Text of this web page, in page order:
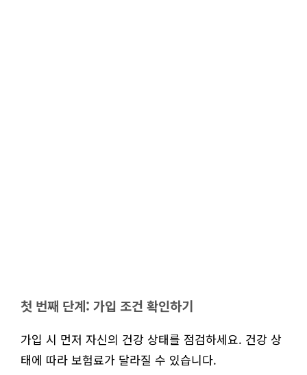
첫 번째 단계: 가입 조건 확인하기
가입 시 먼저 자신의 건강 상태를 점검하세요. 건강 상
태에 따라 보험료가 달라질 수 있습니다.